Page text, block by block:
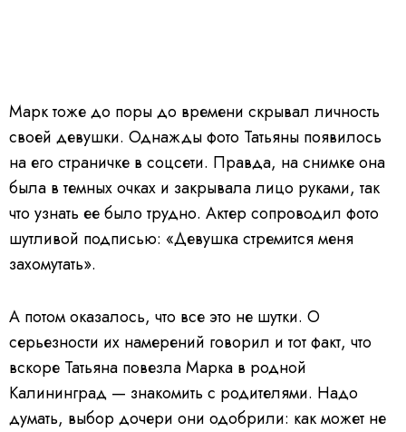
Марк тоже до поры до времени скрывал личность
своей девушки. Однажды фото Татьяны появилось
на его страничке в соцсети. Правда, на снимке она
была в темных очках и закрывала лицо руками, так
что узнать ее было трудно. Актер сопроводил фото
шутливой подписью: «Девушка стремится меня
захомутать».
А потом оказалось, что все это не шутки. О
серьезности их намерений говорил и тот факт, что
вскоре Татьяна повезла Марка в родной
Калининград — знакомить с родителями. Надо
думать, выбор дочери они одобрили: как может не